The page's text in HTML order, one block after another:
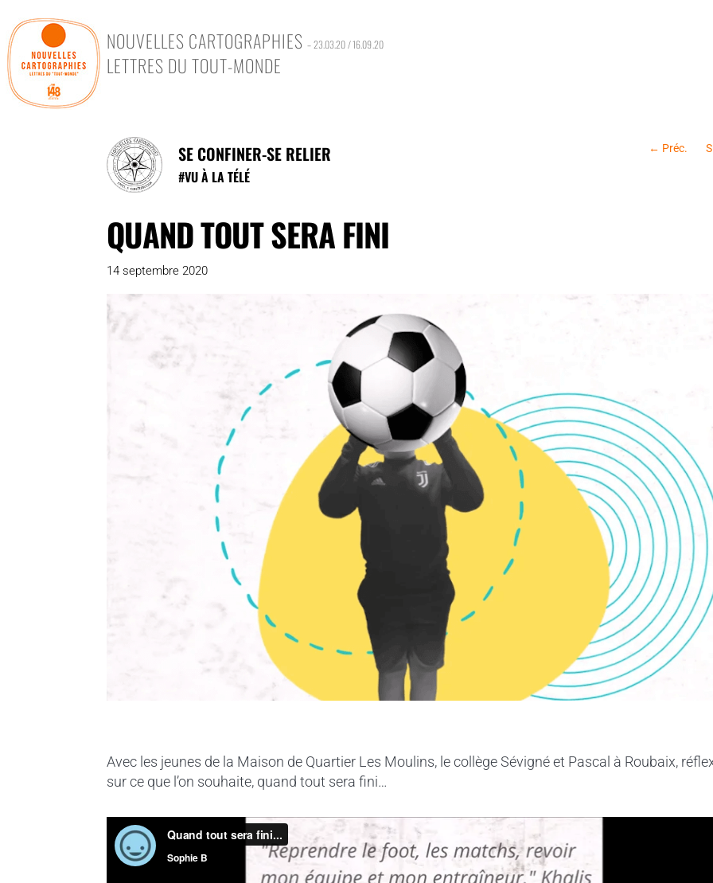
NOUVELLES CARTOGRAPHIES– 23.03.20 / 16.09.20
LETTRES DU TOUT-MONDE
SE CONFINER-SE RELIER
#VU À LA TÉLÉ
← Préc.
QUAND TOUT SERA FINI
14 septembre 2020
Avec les jeunes de la Maison de Quartier Les Moulins, le collège Sévigné et Pascal à Roubaix,
sur ce que l’on souhaite, quand tout sera fini…